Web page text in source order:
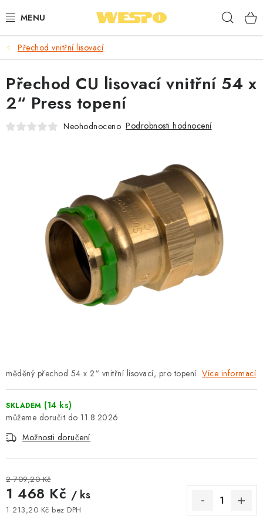
na
ARMATURY PRO TOPENÍ A VODU
TOPENÍ A OHŘEV VODY
TVAROVKY A TRUBKY
⭐ NEJLÉPE HODNOCENÉ
🏷️ VÝPRODEJ
⚡ NOVINKA
🎁 ODMĚNY ZA BODY
OBCHODNÍ PODMÍNKY
🚚 STAV OBJEDNÁVKY
DOPRAVA A PLATBA
Přechod vnitřní lisovací
měděný přechod 54 x 2“ vnitřní lisovací, pro topení Více informací
SKLADEM (14 ks)
11.8.2026
Možnosti doručení
2 709,20 Kč
1 468 Kč / ks
1 213,20 Kč bez DPH
Přechod CU lisovací vnitřní 54 x
2“ Press topení
Neohodnoceno Podrobnosti hodnocení